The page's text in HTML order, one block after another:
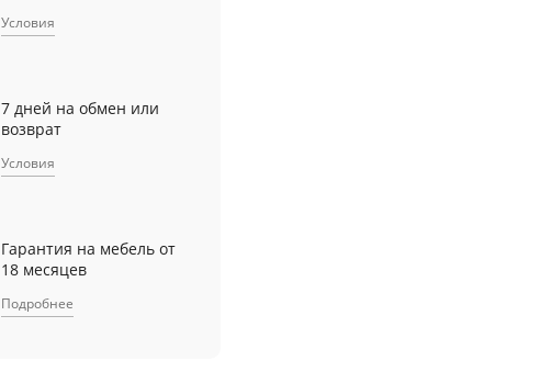
Условия
7 дней на обмен или
возврат
Условия
Гарантия на мебель от
18 месяцев
Подробнее